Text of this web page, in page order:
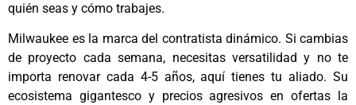
quién seas y cómo trabajes.
Milwaukee es la marca del contratista dinámico. Si cambias
de proyecto cada semana, necesitas versatilidad y no te
importa renovar cada 4-5 años, aquí tienes tu aliado. Su
ecosistema gigantesco y precios agresivos en ofertas la